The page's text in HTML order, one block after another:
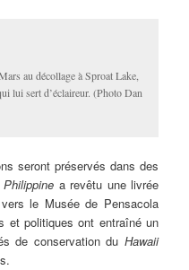
au décollage à Sproat Lake,
lui sert d’éclaireur. (Photo Dan
seront préservés dans des
Philippine a revêtu une livrée
le Musée de Pensacola
et politiques ont entraîné un
de conservation du Hawaii